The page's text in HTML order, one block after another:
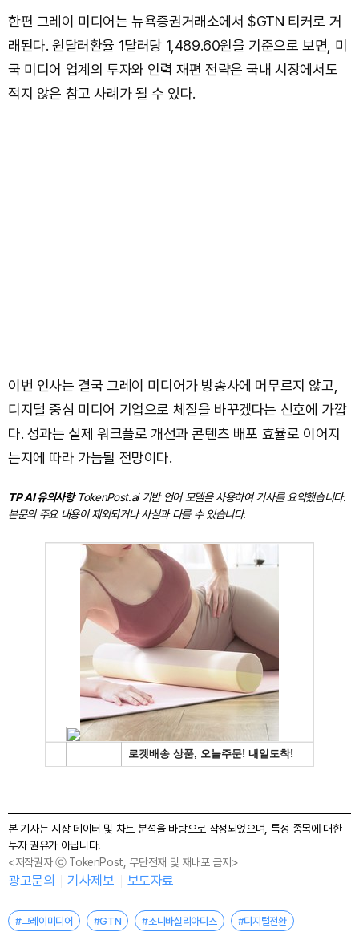
한편 그레이 미디어는 뉴욕증권거래소에서 $GTN 티커로 거
래된다. 원달러환율 1달러당 1,489.60원을 기준으로 보면, 미
국 미디어 업계의 투자와 인력 재편 전략은 국내 시장에서도
적지 않은 참고 사례가 될 수 있다.
이번 인사는 결국 그레이 미디어가 방송사에 머무르지 않고,
디지털 중심 미디어 기업으로 체질을 바꾸겠다는 신호에 가깝
다. 성과는 실제 워크플로 개선과 콘텐츠 배포 효율로 이어지
는지에 따라 가늠될 전망이다.
TP AI 유의사항TokenPost.ai 기반 언어 모델을 사용하여 기사를 요약했습니다.
본문의 주요 내용이 제외되거나 사실과 다를 수 있습니다.
본 기사는 시장 데이터 및 차트 분석을 바탕으로 작성되었으며, 특정 종목에 대한
투자 권유가 아닙니다.
<저작권자 ⓒ TokenPost, 무단전재 및 재배포 금지>
광고문의 기사제보 보도자료
#그레이미디어 #GTN #조니바실리아디스 #디지털전환